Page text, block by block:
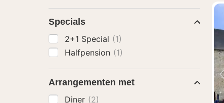
Specials
2+1 Special (1)
Halfpension (1)
Arrangementen met
Diner (2)